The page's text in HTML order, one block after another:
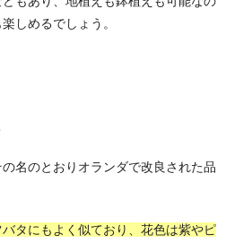
しめるでしょう。
名のとおりオランダで改良された品
タにもよく似ており、花色は紫やピ